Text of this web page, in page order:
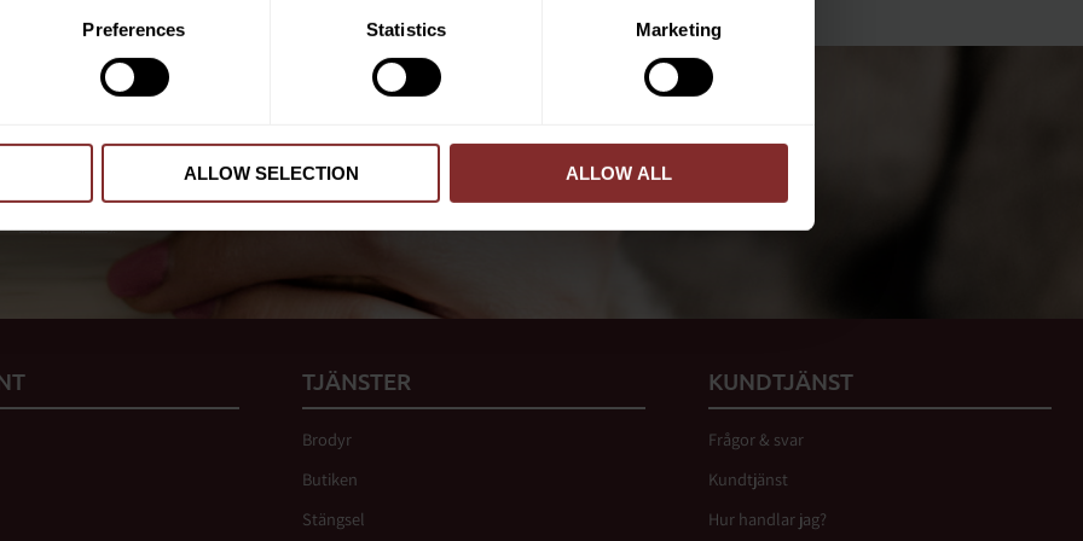
Preferences Statistics Marketing
ALLOW SELECTION ALLOW ALL
integritetspolicy.
TJÄNSTER
Brodyr
Butiken
Stängsel
KUNDTJÄNST
Frågor & svar
Kundtjänst
Hur handlar jag?